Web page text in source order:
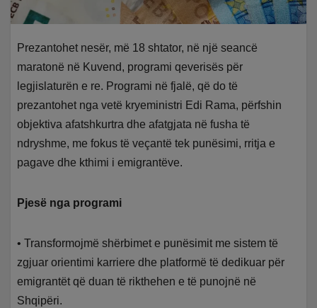
Prezantohet nesër, më 18 shtator, në një seancë
maratonë në Kuvend, programi qeverisës për
legjislaturën e re. Programi në fjalë, që do të
prezantohet nga vetë kryeministri Edi Rama, përfshin
objektiva afatshkurtra dhe afatgjata në fusha të
ndryshme, me fokus të veçantë tek punësimi, rritja e
pagave dhe kthimi i emigrantëve.
Pjesë nga programi
• Transformojmë shërbimet e punësimit me sistem të
zgjuar orientimi karriere dhe platformë të dedikuar për
emigrantët që duan të rikthehen e të punojnë në
Shqipëri.